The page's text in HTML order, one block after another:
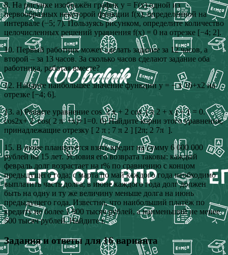
8. На рисунке изображён график y = F(x) одной из
первообразных некоторой функции f(x), определённой на
интервале (−5; 7). Пользуясь рисунком, определите количество
целочисленных решений уравнения f(x) = 0 на отрезке [−4; 2].
10. Первый работник может сделать задание за 12 часов, а
второй – за 13 часов. За сколько часов сделают задание оба
работника, работая вместе?
12. Найдите наибольшее значение функции y = − x 16+x2 на
отрезке [−4; 6].
13. а) Решите уравнение cos ⁡ 2 x + 2 cos ⁡ ( π 2 + x ) + 1 = 0.
cos2x+ 2 ​ cos( 2 π ​ +x)+1=0. б) Найдите корни этого уравнения,
принадлежащие отрезку [ 2 π ; 7 π 2 ] [2π; 2 7π ​ ].
15. В июне планируется взять кредит на сумму 6 000 000
рублей на 15 лет. Условия его возврата таковы: каждый
февраль долг возрастает на r% по сравнению с концом
предыдущего года; с марта по май каждого года необходимо
выплатить часть долга; в июне каждого года долг должен
быть на одну и ту же величину меньше долга на июнь
предыдущего года. Известно, что наибольший платёж по
кредиту не более 1 900 тысяч рублей, а наименьший не менее
500 тысяч рублей. Найдите r.
Задания и ответы для 16 варианта